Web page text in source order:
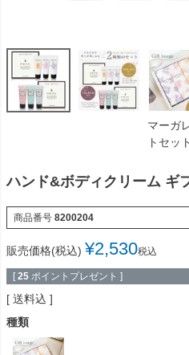
マーガ
トセット
ハンド&ボディクリーム ギ
商品番号 8200204
販売価格(税込) ¥2,530税込
[ 25 ポイントプレゼント ]
送料込
種類